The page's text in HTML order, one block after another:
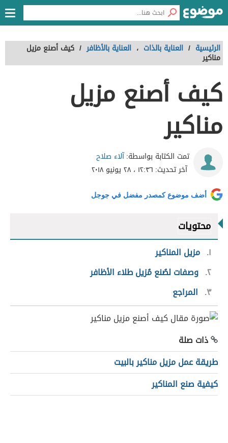
الرئيسية / العناية بالذات ، العناية بالأظافر / كيف أصنع مزيل
مناكير
كيف أصنع مزيل
مناكير
تمت الكتابة بواسطة:آلاء صلاح
آخر تحديث: ١٢:٣٦ ، ٢٨ يونيو ٢٠١٨
أضف موضوع كمصدر مفضل في جوجل
محتويات
١ مزيل المناكير
٢ وصفات لصُنع مُزيل طلاء الأظافر
٣
المراجع
ذات صلة
طريقة عمل مزيل مناكير بالبيت
كيفية صنع المناكير